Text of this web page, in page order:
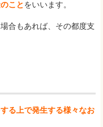
こと をいいます。
合もあれば、その都度支
る上で発生する様々なお